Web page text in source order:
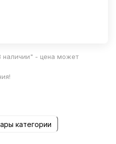
наличии" - цена может
категории